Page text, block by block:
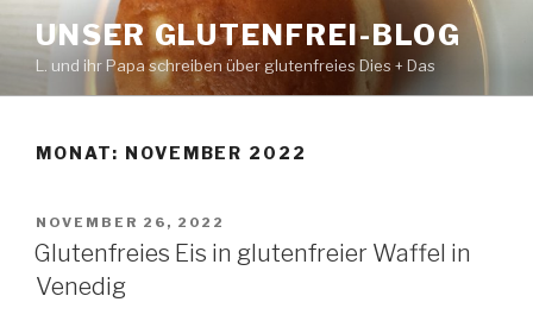
Inhalt
springen
UNSER GLUTENFREI-BLOG
L. und ihr Papa schreiben über glutenfreies Dies + Das
MONAT: NOVEMBER 2022
VERÖFFENTLICHT
AM
NOVEMBER 26, 2022
Glutenfreies Eis in glutenfreier Waffel in
Venedig